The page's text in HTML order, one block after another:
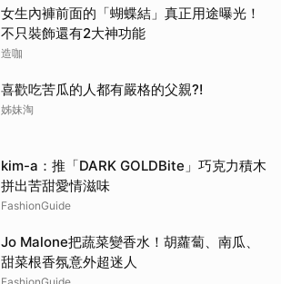
女生內褲前面的「蝴蝶結」真正用途曝光！
不只裝飾還有2大神功能
造咖
喜歡吃苦瓜的人都有嚴格的父親?!
姊妹淘
kim-a：推「DARK GOLDBite」巧克力積木
拼出苦甜愛情滋味
FashionGuide
Jo Malone把蔬菜變香水！胡蘿蔔、南瓜、
甜菜根香氛意外超迷人